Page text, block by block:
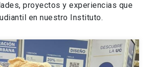
proyectos y experiencias que
en nuestro Instituto.